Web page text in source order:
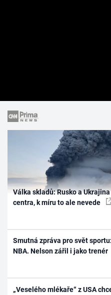
Válka skladů: Rusko a
centra, k míru to ale nevede
Smutná zpráva pro svět
NBA. Nelson zářil i jako trenér
„Veselého mlékaře“ z USA